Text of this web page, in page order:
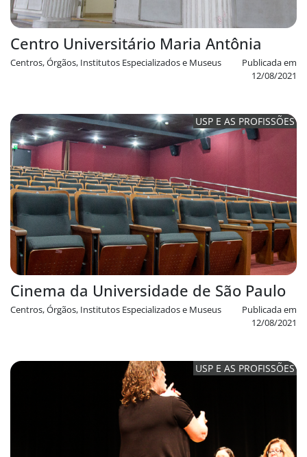
Centro Universitário Maria Antônia
Publicada em
12/08/2021
Centros, Órgãos, Institutos Especializados e Museus
USP E AS PROFISSÕES
Cinema da Universidade de São Paulo
Publicada em
12/08/2021
Centros, Órgãos, Institutos Especializados e Museus
USP E AS PROFISSÕES